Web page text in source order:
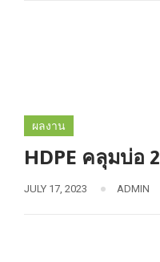
ผลงาน
HDPE คลุมบ่อ 2
JULY 17, 2023 ADMIN